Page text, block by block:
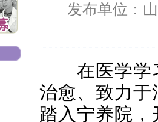
发布单位：
在医学学
治愈、致力
踏入宁养院